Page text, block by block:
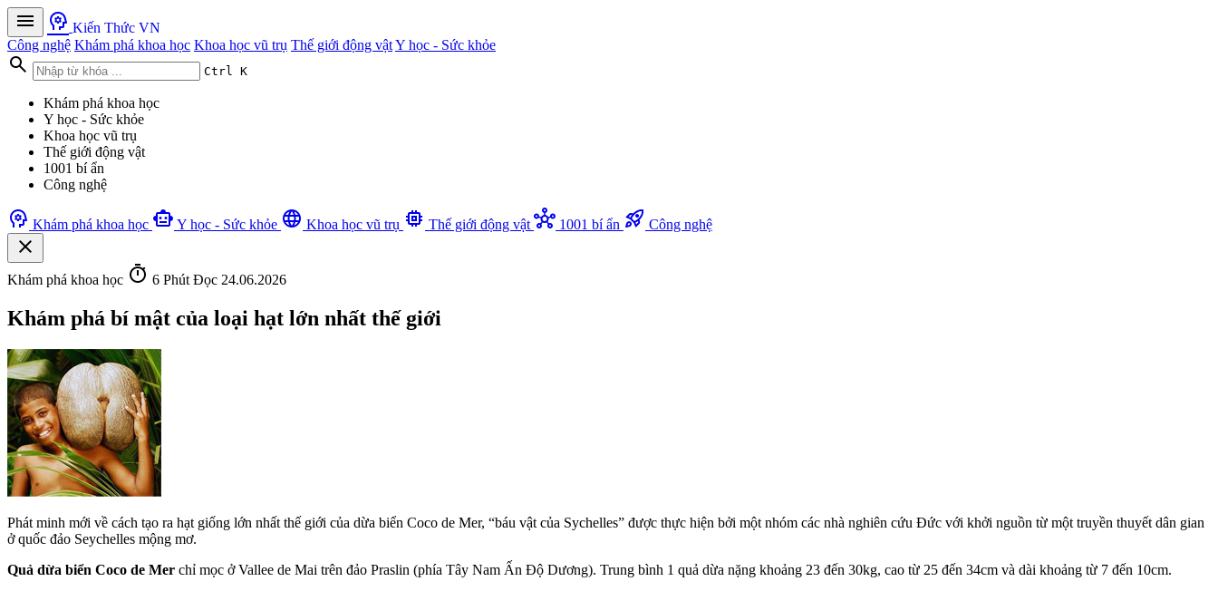
menu psychology Kiến Thức VN
Công nghệ Khám phá khoa học Khoa học vũ trụ Thế giới động vậtY học - Sức khỏe
search Ctrl K
Khám phá khoa học
Y học - Sức khỏe
Khoa học vũ trụ
Thế giới động vật
1001 bí ẩn
Công nghệ
psychology Khám phá khoa học smart_toy Y học - Sức khỏe language Khoa học vũ trụ memory Thế giới động vật hub 1001 bí ẩn rocket_launch Công nghệ
close
Khám phá khoa học timer 6 Phút Đọc 24.06.2026
Khám phá bí mật của loại hạt lớn nhất thế giới
Phát minh mới về cách tạo ra hạt giống lớn nhất thế giới của dừa biển Coco de Mer, “báu vật của Sychelles” được thực hiện bởi một nhóm các nhà nghiên cứu Đức với khởi nguồn từ một truyền thuyết dân gian
ở quốc đảo Seychelles mộng mơ.
Quả dừa biển Coco de Mer chỉ mọc ở Vallee de Mai trên đảo Praslin (phía Tây Nam Ấn Độ Dương). Trung bình 1 quả dừa nặng khoảng 23 đến 30kg, cao từ 25 đến 34cm và dài khoảng từ 7 đến 10cm.